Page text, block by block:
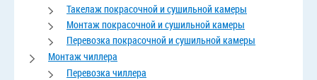
Такелаж покрасочной и сушильной камеры
Монтаж покрасочной и сушильной камеры
Перевозка покрасочной и сушильной камеры
Монтаж чиллера
Перевозка чиллера